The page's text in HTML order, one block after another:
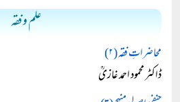
علم و فقہ
محاضراتِ فقہ (۲)
ڈاکٹر محمود احمد غازیؒ